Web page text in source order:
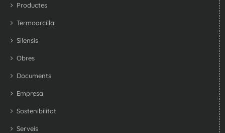
Productes
Termoarcilla
Silensis
Obres
Documents
Empresa
Sostenibilitat
Serveis